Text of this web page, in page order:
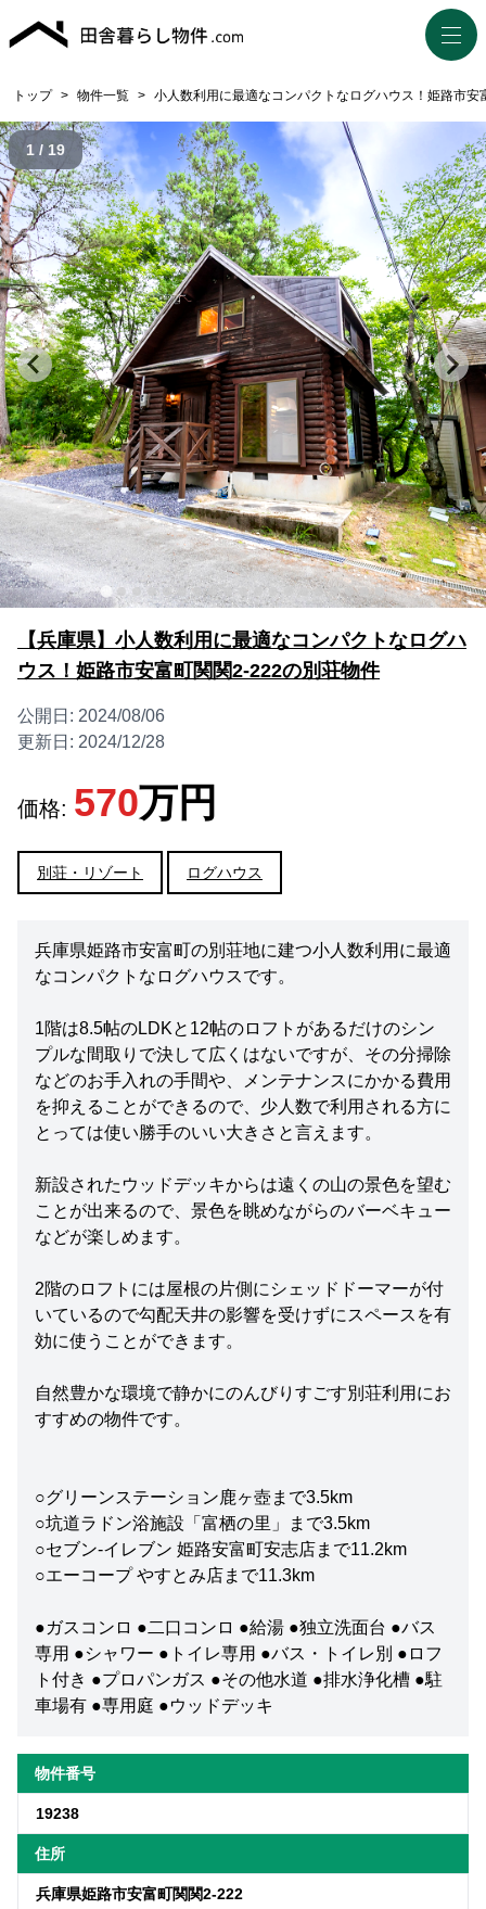
トップ > 物件一覧 > 小人数利用に最適なコンパクトなログハウス！姫路市
1 / 19
【兵庫県】小人数利用に最適なコンパクトなログハ
ウス！姫路市安富町関関2-222の別荘物件
公開日: 2024/08/06
更新日: 2024/12/28
価格: 570万円
別荘・リゾート ログハウス
兵庫県姫路市安富町の別荘地に建つ小人数利用に最適
なコンパクトなログハウスです。
1階は8.5帖のLDKと12帖のロフトがあるだけのシン
プルな間取りで決して広くはないですが、その分掃除
などのお手入れの手間や、メンテナンスにかかる費用
を抑えることができるので、少人数で利用される方に
とっては使い勝手のいい大きさと言えます。
新設されたウッドデッキからは遠くの山の景色を望む
ことが出来るので、景色を眺めながらのバーベキュー
などが楽しめます。
2階のロフトには屋根の片側にシェッドドーマーが付
いているので勾配天井の影響を受けずにスペースを有
効に使うことができます。
自然豊かな環境で静かにのんびりすごす別荘利用にお
すすめの物件です。
○グリーンステーション鹿ヶ壺まで3.5km
○坑道ラドン浴施設「富栖の里」まで3.5km
○セブン-イレブン 姫路安富町安志店まで11.2km
○エーコープ やすとみ店まで11.3km
●ガスコンロ ●二口コンロ ●給湯 ●独立洗面台 ●バス
専用 ●シャワー ●トイレ専用 ●バス・トイレ別 ●ロフ
ト付き ●プロパンガス ●その他水道 ●排水浄化槽 ●駐
車場有 ●専用庭 ●ウッドデッキ
物件番号
19238
住所
兵庫県姫路市安富町関関2-222